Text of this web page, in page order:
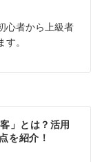
心者から上級者
。
」とは？活用
を紹介！